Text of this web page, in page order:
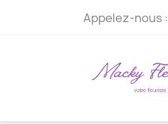
Appelez-nous :